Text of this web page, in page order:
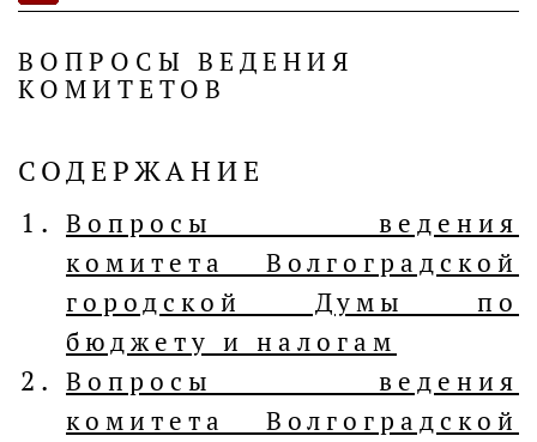
ВОПРОСЫ ВЕДЕНИЯ
КОМИТЕТОВ
СОДЕРЖАНИЕ
Вопросы ведения
комитета Волгоградской
городской Думы по
бюджету и налогам
Вопросы ведения
комитета Волгоградской